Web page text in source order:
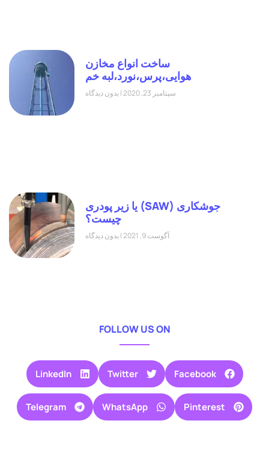
ساخت انواع مخازن
هوایی،پرس،نورد،لبه خم
سپتامبر 23, 2020 بدون دیدگاه
جوشکاری (SAW) یا زیر پودری
چیست؟
آگوست 9, 2021 بدون دیدگاه
FOLLOW US ON
Facebook
Twitter
LinkedIn
Pinterest
WhatsApp
Telegram